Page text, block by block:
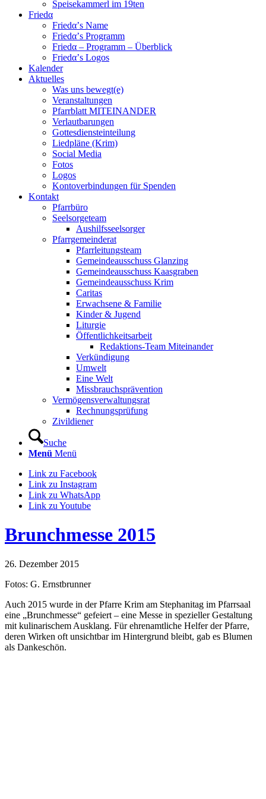
Speisekammerl im 19ten
Friedα
Friedα’s Name
Friedα’s Programm
Friedα – Programm – Überblick
Friedα’s Logos
Kalender
Aktuelles
Was uns bewegt(e)
Veranstaltungen
Pfarrblatt MITEINANDER
Verlautbarungen
Gottesdiensteinteilung
Liedpläne (Krim)
Social Media
Fotos
Logos
Kontoverbindungen für Spenden
Kontakt
Pfarrbüro
Seelsorgeteam
Aushilfsseelsorger
Pfarrgemeinderat
Pfarrleitungsteam
Gemeindeausschuss Glanzing
Gemeindeausschuss Kaasgraben
Gemeindeausschuss Krim
Caritas
Erwachsene & Familie
Kinder & Jugend
Liturgie
Öffentlichkeitsarbeit
Redaktions-Team Miteinander
Verkündigung
Umwelt
Eine Welt
Missbrauchsprävention
Vermögensverwaltungsrat
Rechnungsprüfung
Zivildiener
Suche
Menü Menü
Link zu Facebook
Link zu Instagram
Link zu WhatsApp
Link zu Youtube
Brunchmesse 2015
26. Dezember 2015
Fotos: G. Ernstbrunner
Auch 2015 wurde in der Pfarre Krim am Stephanitag im Pfarrsaal
eine „Brunchmesse“ gefeiert – eine Messe in spezieller Gestaltung
mit kulinarischem Ausklang. Für ehrenamtliche Helfer der Pfarre,
deren Wirken oft unsichtbar im Hintergrund bleibt, gab es Blumen
als Dankeschön.